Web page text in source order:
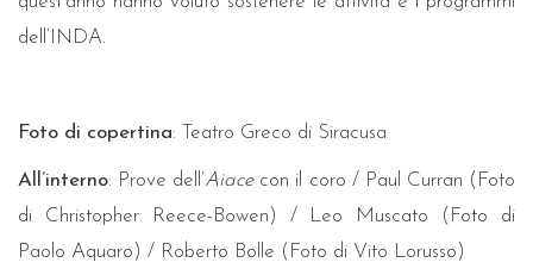
dell’INDA.
Foto di copertina: Teatro Greco di Siracusa
All’interno: Prove dell’Aiace con il coro / Paul Curran (Foto
di Christopher Reece-Bowen) / Leo Muscato (Foto di
Paolo Aquaro) / Roberto Bolle (Foto di Vito Lorusso)